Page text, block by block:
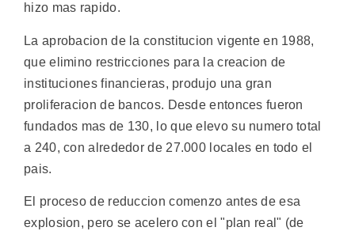
hizo mas rapido.
La aprobacion de la constitucion vigente en 1988,
que elimino restricciones para la creacion de
instituciones financieras, produjo una gran
proliferacion de bancos. Desde entonces fueron
fundados mas de 130, lo que elevo su numero total
a 240, con alrededor de 27.000 locales en todo el
pais.
El proceso de reduccion comenzo antes de esa
explosion, pero se acelero con el "plan real" (de